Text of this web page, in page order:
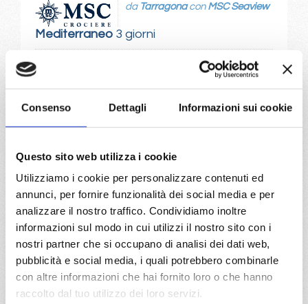
Consenso Dettagli Informazioni sui cookie
Questo sito web utilizza i cookie
Utilizziamo i cookie per personalizzare contenuti ed
annunci, per fornire funzionalità dei social media e per
analizzare il nostro traffico. Condividiamo inoltre
informazioni sul modo in cui utilizzi il nostro sito con i
nostri partner che si occupano di analisi dei dati web,
pubblicità e social media, i quali potrebbero combinarle
con altre informazioni che hai fornito loro o che hanno
raccolto dal tuo utilizzo dei loro servizi.
Mediterraneo3 giorni
da Tarragonacon MSC Seaview
€ 83
DETTAGLI
Mediterraneo3 giorni
daValenciaconMSC Sinfonia
Valencia, Genova